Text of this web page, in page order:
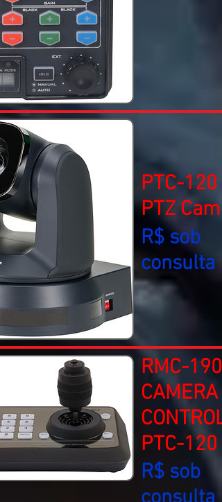
PTC-120
PTZ
R$ sob
consulta
RMC-190
CAMERA
PTC-120
R$ sob